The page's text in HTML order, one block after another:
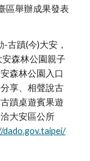
區舉辦成果發表
古蹟(今)大安，
森林公園親子
森林公園入口
享、相聲說古
蹟桌遊賓果遊
大安區公所